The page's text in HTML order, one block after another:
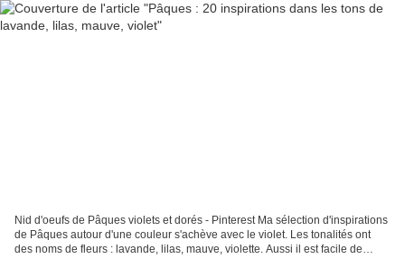
Nid d'oeufs de Pâques violets et dorés - Pinterest Ma sélection d'inspirations
de Pâques autour d'une couleur s'achève avec le violet. Les tonalités ont
des noms de fleurs : lavande, lilas, mauve, violette. Aussi il est facile de